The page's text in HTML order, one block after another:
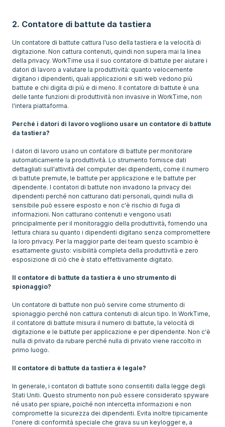
2. Contatore di battute da tastiera
Un contatore di battute cattura l'uso della tastiera e la velocità di
digitazione. Non cattura contenuti, quindi non supera mai la linea
della privacy. WorkTime usa il suo contatore di battute per aiutare i
datori di lavoro a valutare la produttività: quanto velocemente
digitano i dipendenti, quali applicazioni e siti web vedono più
battute e chi digita di più e di meno. Il contatore di battute è una
delle tante funzioni di produttività non invasive in WorkTime, non
l'intera piattaforma.
Perché i datori di lavoro vogliono usare un contatore di battute
da tastiera?
I datori di lavoro usano un contatore di battute per monitorare
automaticamente la produttività. Lo strumento fornisce dati
dettagliati sull'attività del computer dei dipendenti, come il numero
di battute premute, le battute per applicazione e le battute per
dipendente. I contatori di battute non invadono la privacy dei
dipendenti perché non catturano dati personali, quindi nulla di
sensibile può essere esposto e non c'è rischio di fuga di
informazioni. Non catturano contenuti e vengono usati
principalmente per il monitoraggio della produttività, fornendo una
lettura chiara su quanto i dipendenti digitano senza compromettere
la loro privacy. Per la maggior parte dei team questo scambio è
esattamente giusto: visibilità completa della produttività e zero
esposizione di ciò che è stato effettivamente digitato.
Il contatore di battute da tastiera è uno strumento di
spionaggio?
Un contatore di battute non può servire come strumento di
spionaggio perché non cattura contenuti di alcun tipo. In WorkTime,
il contatore di battute misura il numero di battute, la velocità di
digitazione e le battute per applicazione e per dipendente. Non c'è
nulla di privato da rubare perché nulla di privato viene raccolto in
primo luogo.
Il contatore di battute da tastiera è legale?
In generale, i contatori di battute sono consentiti dalla legge degli
Stati Uniti. Questo strumento non può essere considerato spyware
né usato per spiare, poiché non intercetta informazioni e non
compromette la sicurezza dei dipendenti. Evita inoltre tipicamente
l'onere di conformità speciale che grava su un keylogger e, a